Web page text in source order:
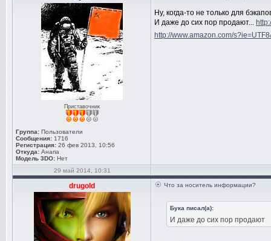
Приставочник
Группа: Пользователи
Сообщения: 1716
Регистрация: 26 фев 2013, 10:56
Откуда: Анапа
Модель 3DO: Нет
Ну, когда-то не только для
И даже до сих пор продают...
http://www.amazon.com/
29 май 2014, 10:31
drugold Что за носитель информации?
Бука писал(а):
И даже до сих пор продают